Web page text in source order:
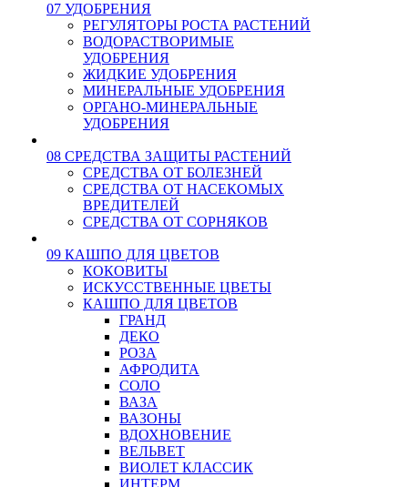
07 УДОБРЕНИЯ
РЕГУЛЯТОРЫ РОСТА РАСТЕНИЙ
ВОДОРАСТВОРИМЫЕ
УДОБРЕНИЯ
ЖИДКИЕ УДОБРЕНИЯ
МИНЕРАЛЬНЫЕ УДОБРЕНИЯ
ОРГАНО-МИНЕРАЛЬНЫЕ
УДОБРЕНИЯ
08 СРЕДСТВА ЗАЩИТЫ РАСТЕНИЙ
СРЕДСТВА ОТ БОЛЕЗНЕЙ
СРЕДСТВА ОТ НАСЕКОМЫХ
ВРЕДИТЕЛЕЙ
СРЕДСТВА ОТ СОРНЯКОВ
09 КАШПО ДЛЯ ЦВЕТОВ
КОКОВИТЫ
ИСКУССТВЕННЫЕ ЦВЕТЫ
КАШПО ДЛЯ ЦВЕТОВ
ГРАНД
ДЕКО
РОЗА
АФРОДИТА
СОЛО
ВАЗА
ВАЗОНЫ
ВДОХНОВЕНИЕ
ВЕЛЬВЕТ
ВИОЛЕТ КЛАССИК
ИНТЕРМ